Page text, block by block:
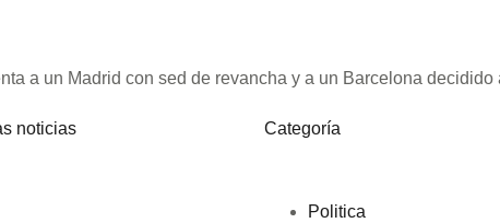
a un Madrid con sed de revancha y a un Barcelona decidido
noticias Categoría
Politica